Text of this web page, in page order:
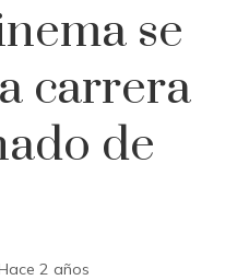
se
carrera
de
2 años